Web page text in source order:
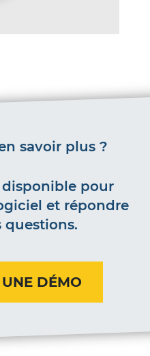
savoir plus ?
pour
et répondre
questions.
DÉMO